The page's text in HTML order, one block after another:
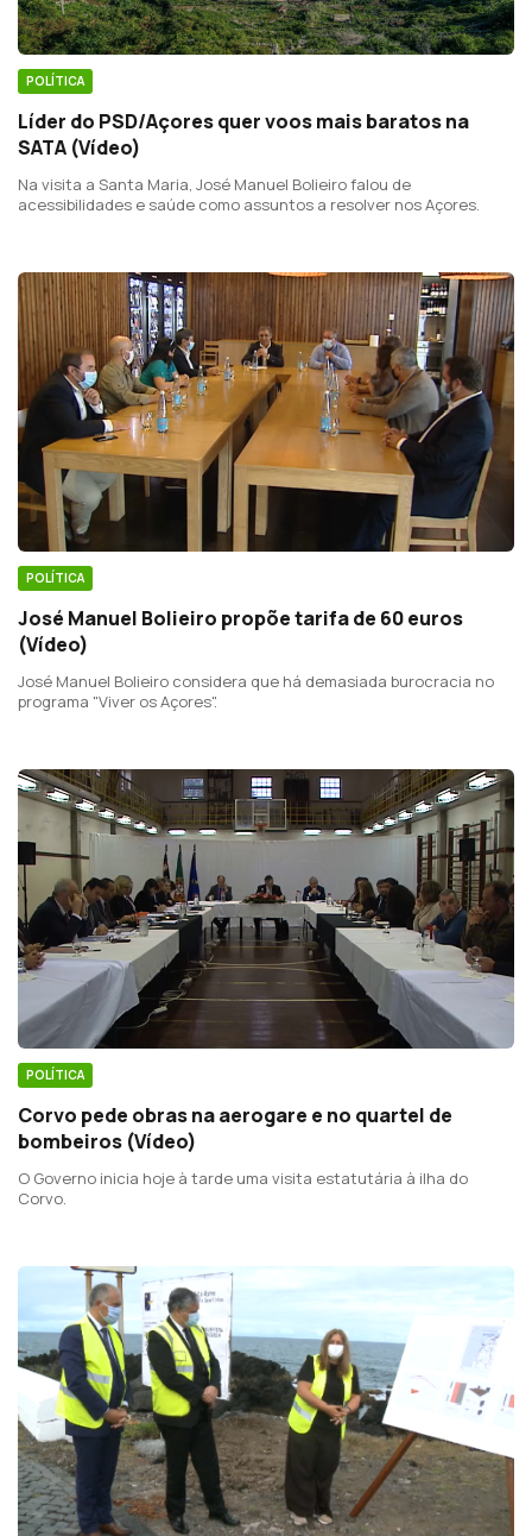
POLÍTICA
Líder do PSD/Açores quer voos mais baratos na
SATA (Vídeo)
Na visita a Santa Maria, José Manuel Bolieiro falou de
acessibilidades e saúde como assuntos a resolver nos Açores.
POLÍTICA
José Manuel Bolieiro propõe tarifa de 60 euros
(Vídeo)
José Manuel Bolieiro considera que há demasiada burocracia no
programa "Viver os Açores".
POLÍTICA
Corvo pede obras na aerogare e no quartel de
bombeiros (Vídeo)
O Governo inicia hoje à tarde uma visita estatutária à ilha do
Corvo.